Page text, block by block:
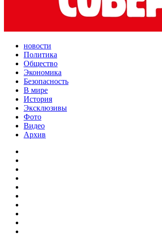
новости
Политика
Общество
Экономика
Безопасность
В мире
История
Эксклюзивы
Фото
Видео
Архив